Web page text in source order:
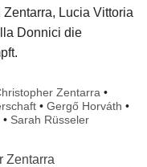
Lucia Vittoria
Donnici die
Zentarra •
• Gergő Horváth •
• Sarah Rüsseler
Zentarra